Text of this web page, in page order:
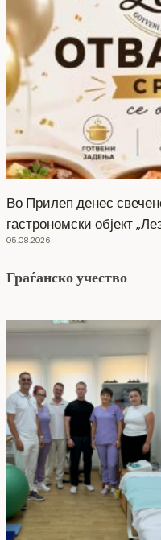
Во Прилеп денес
гастрономски објект
05.08.2026
Граѓанско учество